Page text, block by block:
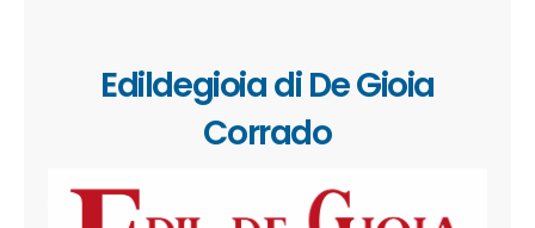
Edildegioia di De Gioia
Corrado